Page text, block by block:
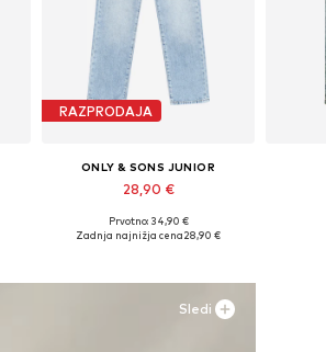
RAZPRODAJA
ONLY & SONS JUNIOR
28,90 €
Na voljo v različnih velikostih
Prvotno: 34,90 €
Zadnja najnižja cena28,90 €
Sledi